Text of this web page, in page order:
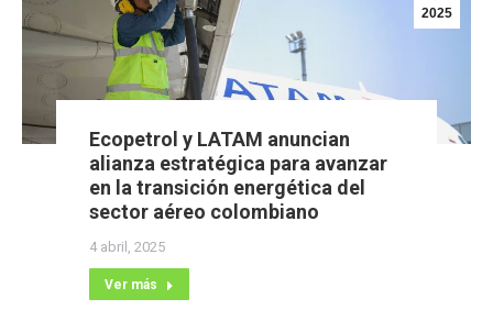
2025
Ecopetrol y LATAM anuncian
alianza estratégica para avanzar
en la transición energética del
sector aéreo colombiano
4 abril, 2025
Ver más